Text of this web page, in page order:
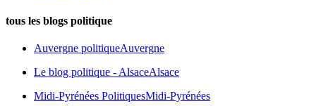
tous les blogs politique
Auvergne politiqueAuvergne
Le blog politique - AlsaceAlsace
Midi-Pyrénées PolitiquesMidi-Pyrénées